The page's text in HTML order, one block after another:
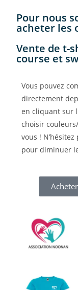
Pour nous
acheter les
Vente de t-
course et
Vous pouvez
directement
en cliquant sur
choisir
vous !
pour diminuer